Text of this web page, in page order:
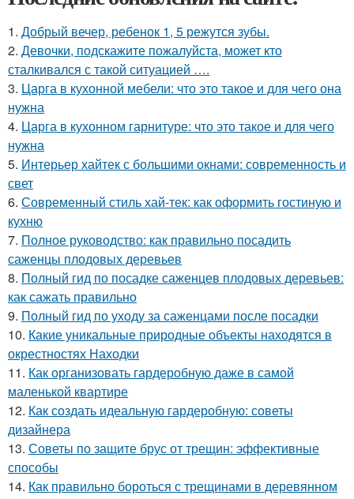
1. Добрый вечер, ребенок 1, 5 режутся зубы.
2. Девочки, подскажите пожалуйста, может кто
сталкивался с такой ситуацией ….
3. Царга в кухонной мебели: что это такое и для чего она
нужна
4. Царга в кухонном гарнитуре: что это такое и для чего
нужна
5. Интерьер хайтек с большими окнами: современность и
свет
6. Современный стиль хай-тек: как оформить гостиную и
кухню
7. Полное руководство: как правильно посадить
саженцы плодовых деревьев
8. Полный гид по посадке саженцев плодовых деревьев:
как сажать правильно
9. Полный гид по уходу за саженцами после посадки
10. Какие уникальные природные объекты находятся в
окрестностях Находки
11. Как организовать гардеробную даже в самой
маленькой квартире
12. Как создать идеальную гардеробную: советы
дизайнера
13. Советы по защите брус от трещин: эффективные
способы
14. Как правильно бороться с трещинами в деревянном